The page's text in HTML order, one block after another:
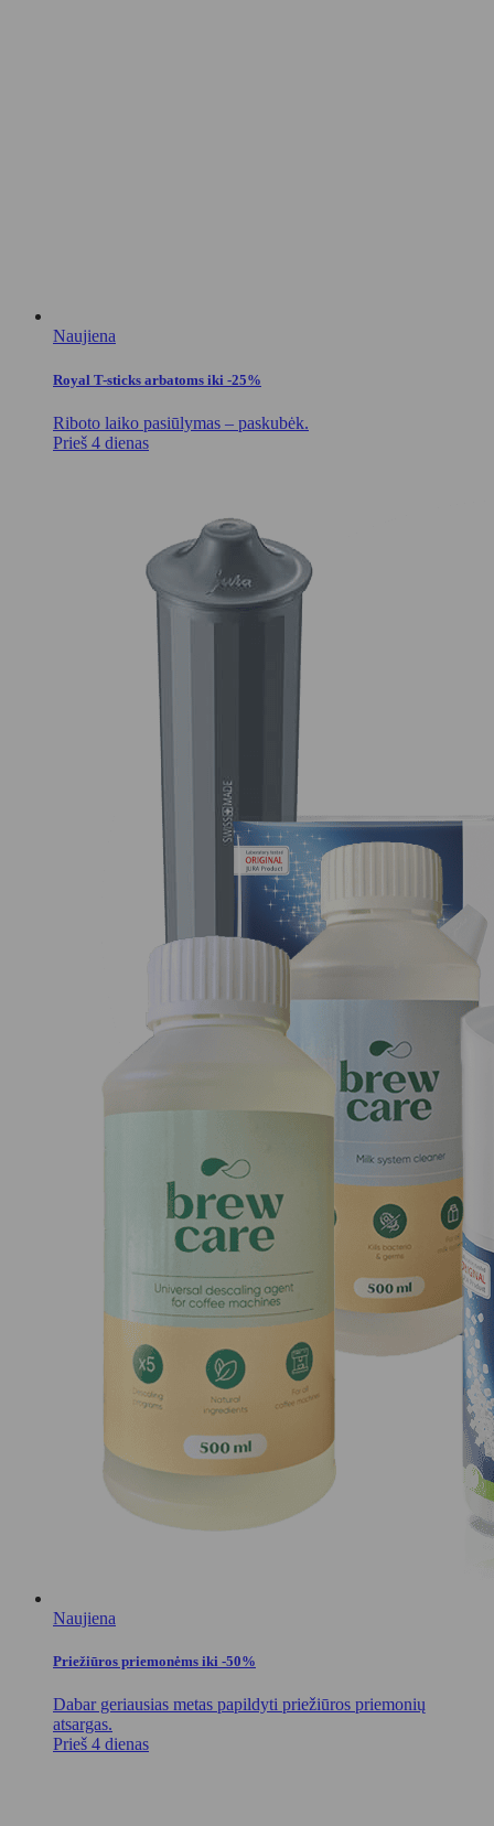
Naujiena
Royal T-sticks arbatoms iki -25%
Riboto laiko pasiūlymas – paskubėk.
Prieš 4 dienas
Naujiena
Priežiūros priemonėms iki -50%
Dabar geriausias metas papildyti priežiūros priemonių
atsargas.
Prieš 4 dienas